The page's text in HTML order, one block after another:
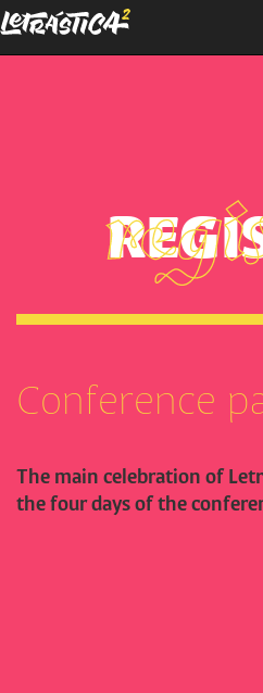
Skip
to
Conference
The main celebration of
the four days of the